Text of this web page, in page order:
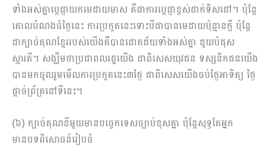
ទាំងអស់គ្នាប្ដេជ្ញាយកមេដាយមាស គឺជាការប្ដេជ្ញាខ្ពស់ដាក់ទិសដៅ​។ ប៉ុន្តែ
គោលបំណងធំថ្ងៃនេះ ការប្រកួតនេះទោះបីជាបានមេដាយប៉ុន្មានក្តី ប៉ុន្តែ
ជាក្បាច់គុណខ្មែររបស់យើងគឺបានជោគជ័យ​ទាំងអស់គ្នា ជួយបំផុស
ស្មារតី។ សង្ឃឹមថាប្រជាពលរដ្ឋយើង ជាពិសេសយុវជន ទស្សនិកជនយើង
បានមកចូលរួមមើលការប្រកួតនេះ៣ថ្ងៃ ជាពិសេសយើងចប់ថ្ងៃអាទិត្យ ថ្ងៃ
ផ្ដាច់ព្រ័ត្រនៅទីនេះ។
(៦) ក្បាច់គុណនីមួយមានបច្ចេកទេសច្បាប់ខុសគ្នា ប៉ុន្តែសុទ្ធតែអ្នក
មានបទពិសោធន៍រៀបចំ